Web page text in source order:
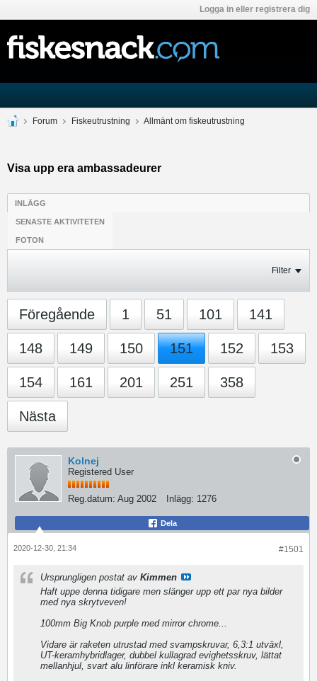
Logga in eller registrera dig
Forum Fiskeutrustning Allmänt om fiskeutrustning
Visa upp era ambassadeurer
INLÄGG
SENASTE AKTIVITETEN
FOTON
Filter
Föregående 1 51 101 141
148 149 150 151 152 153
154 161 201 251 358
Nästa
Kolnej
Registered User
Reg.datum: Aug 2002 Inlägg: 1276
Dela
#1501
2020-12-30, 21:34
Ursprungligen postat av Kimmen
Haft uppe denna tidigare men slänger upp ett par nya bilder
med nya skrytveven!
100mm Big Knob purple med mirror chrome...
Vidare är raketen utrustad med svampskruvar, 6,3:1 utväxl,
UT-keramhybridlager, dubbel kullagrad evighetsskruv, lättat
mellanhjul, svart alu linförare inkl keramisk kniv.